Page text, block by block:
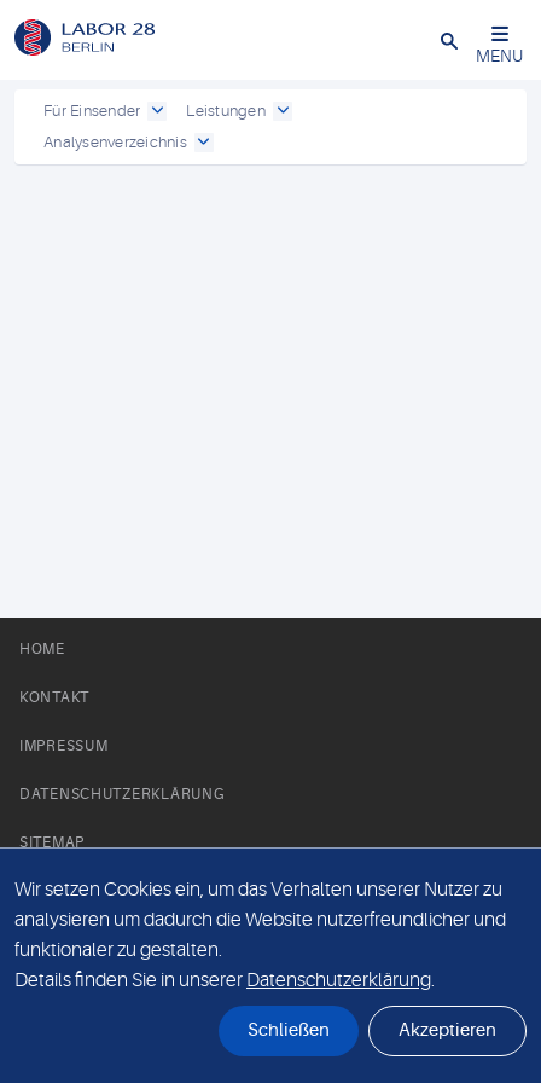
Schließen
MENU
Für Einsender
Leistungen
Analysenverzeichnis
HOME
KONTAKT
IMPRESSUM
DATENSCHUTZERKLÄRUNG
SITEMAP
NEWS PARTNER
Wir setzen Cookies ein, um das Verhalten unserer Nutzer zu
analysieren um dadurch die Website nutzerfreundlicher und
funktionaler zu gestalten.
Details finden Sie in unserer Datenschutzerklärung.
Schließen Akzeptieren